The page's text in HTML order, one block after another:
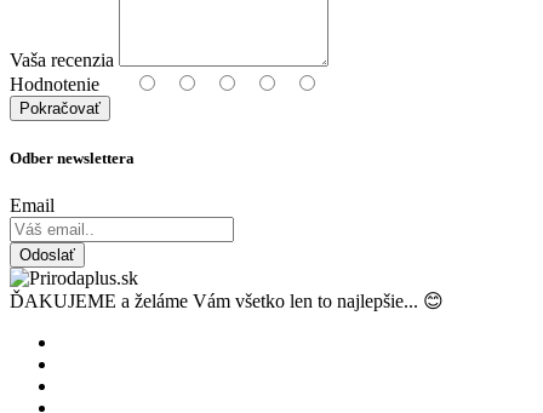
Vaša recenzia
Hodnotenie
Pokračovať
Odber newslettera
Email
Odoslať
ĎAKUJEME a želáme Vám všetko len to najlepšie... 😊